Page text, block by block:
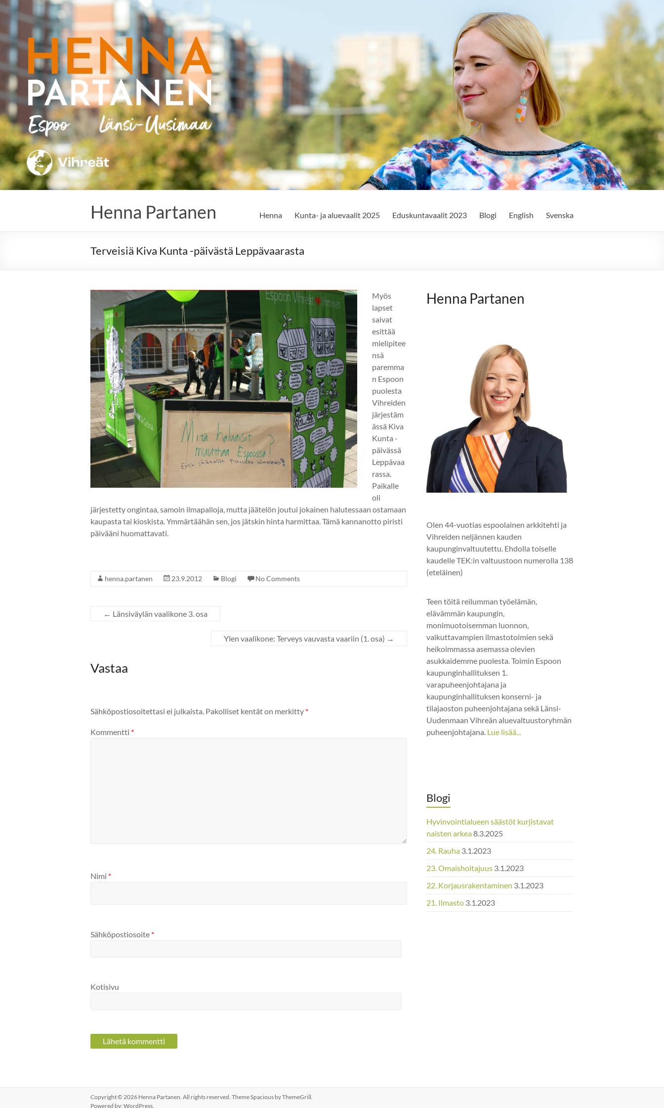
Skip
to
content
Henna Partanen Henna Kunta- ja aluevaalit 2025 Eduskuntavaalit 2023 Blogi English Svenska
Terveisiä Kiva Kunta -päivästä Leppävaarasta
Myös
lapset
saivat
esittää
mielipitee
nsä
paremma
n Espoon
puolesta
Vihreiden
järjestäm
ässä Kiva
Kunta -
päivässä
Leppävaa
rassa.
Paikalle
oli
järjestetty ongintaa, samoin ilmapalloja, mutta jäätelön joutui jokainen halutessaan ostamaan
kaupasta tai kioskista. Ymmärtäähän sen, jos jätskin hinta harmittaa. Tämä kannanotto piristi
päivääni huomattavati.
henna.partanen 23.9.2012 Blogi No Comments
← Länsiväylän vaalikone 3. osa
Ylen vaalikone: Terveys vauvasta vaariin (1. osa) →
Vastaa
Sähköpostiosoitettasi ei julkaista. Pakolliset kentät on merkitty *
Kommentti *
Nimi *
Sähköpostiosoite *
Kotisivu
Henna Partanen
Olen 44-vuotias espoolainen arkkitehti ja
Vihreiden neljännen kauden
kaupunginvaltuutettu. Ehdolla toiselle
kaudelle TEK:in valtuustoon numerolla 138
(eteläinen)
Teen töitä reilumman työelämän,
elävämmän kaupungin,
monimuotoisemman luonnon,
vaikuttavampien ilmastotoimien sekä
heikoimmassa asemassa olevien
asukkaidemme puolesta. Toimin Espoon
kaupunginhallituksen 1.
varapuheenjohtajana ja
kaupunginhallituksen konserni- ja
tilajaoston puheenjohtajana sekä Länsi-
Uudenmaan Vihreän aluevaltuustoryhmän
puheenjohtajana. Lue lisää...
Blogi
Hyvinvointialueen säästöt kurjistavat
naisten arkea8.3.2025
24. Rauha 3.1.2023
23. Omaishoitajuus 3.1.2023
22. Korjausrakentaminen 3.1.2023
21. Ilmasto 3.1.2023
Copyright © 2026 Henna Partanen. All rights reserved. ThemeSpacious by ThemeGrill.
Powered by: WordPress.